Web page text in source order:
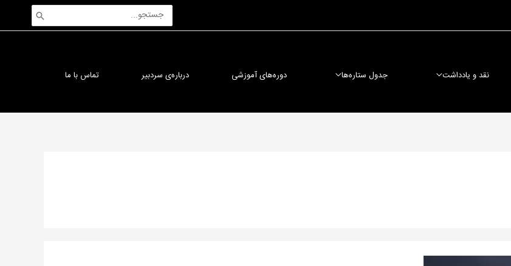
جستجوی:
نقد و یادداشت جدول ستاره‌ها دوره‌های آموزشی درباره‌ی سردبیر تماس با ما